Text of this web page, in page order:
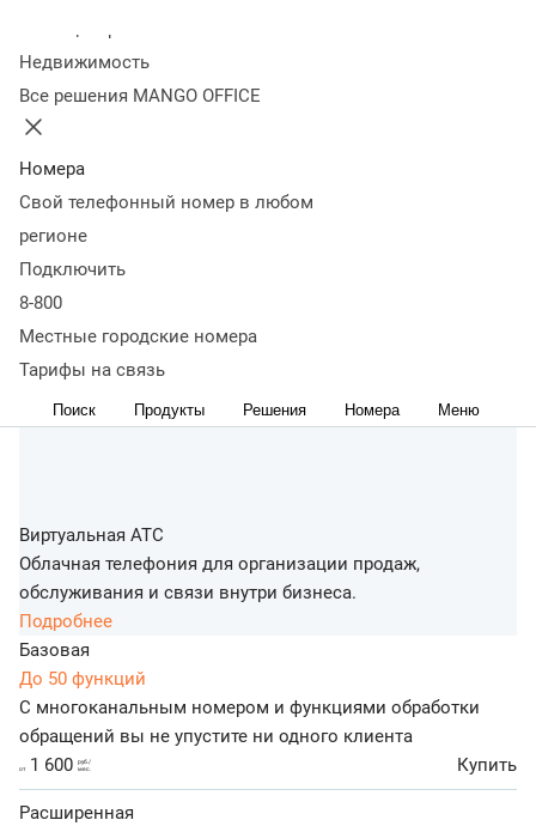
Недвижимость
Все решения MANGO OFFICE
Номера
Свой телефонный номер в любом
регионе
Подключить
8-800
Местные городские номера
Тарифы на связь
Поиск Продукты Решения Номера Меню
Виртуальная АТС
Облачная телефония для организации продаж,
обслуживания и связи внутри бизнеса.
Подробнее
Базовая
До 50 функций
С многоканальным номером и функциями обработки
обращений вы не упустите ни одного клиента
от1 600
руб./
мес.
Купить
Расширенная